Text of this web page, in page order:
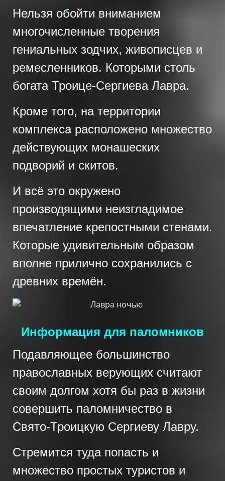
Нельзя обойти вниманием
многочисленные творения
гениальных зодчих, живописцев и
ремесленников. Которыми столь
богата Троице-Сергиева Лавра.
Кроме того, на территории
комплекса расположено множество
действующих монашеских
подворий и скитов.
И всё это окружено
производящими неизгладимое
впечатление крепостными стенами.
Которые удивительным образом
вполне прилично сохранились с
древних времён.
Информация для паломников
Подавляющее большинство
православных верующих считают
своим долгом хотя бы раз в жизни
совершить паломничество в
Свято-Троицкую Сергиеву Лавру.
Стремится туда попасть и
множество простых туристов и